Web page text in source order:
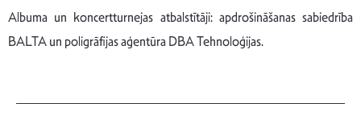
Albuma un koncertturnejas atbalstītāji: apdrošināšanas sabiedrība
BALTA un poligrāfijas aģentūra DBA Tehnoloģijas.